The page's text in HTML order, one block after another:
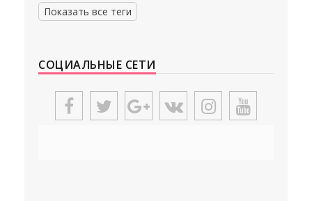
Показать все теги
СОЦИАЛЬНЫЕ СЕТИ